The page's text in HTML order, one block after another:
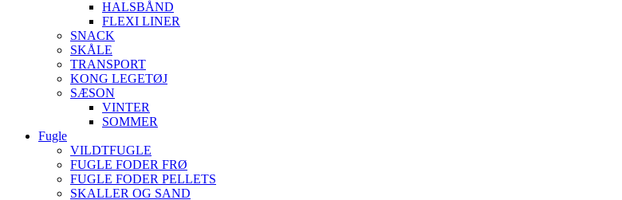
HALSBÅND
FLEXI LINER
SNACK
SKÅLE
TRANSPORT
KONG LEGETØJ
SÆSON
VINTER
SOMMER
Fugle
VILDTFUGLE
FUGLE FODER FRØ
FUGLE FODER PELLETS
SKALLER OG SAND